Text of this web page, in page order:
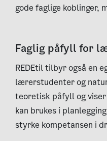
gode faglige koblinger,
Faglig påfyll for
REDEtil tilbyr også en
lærerstudenter og
teoretisk påfyll og
kan brukes i
styrke kompetansen i